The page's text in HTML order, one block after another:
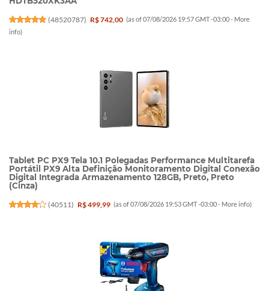
(48520787) R$ 742,00 (as of 07/08/2026 19:57 GMT -03:00 - More
info)
Tablet PC PX9 Tela 10.1 Polegadas Performance Multitarefa
Portátil PX9 Alta Definição Monitoramento Digital Conexão
Digital Integrada Armazenamento 128GB, Preto, Preto
(Cinza)
(40511) R$ 499,99 (as of 07/08/2026 19:53 GMT -03:00 - More info)